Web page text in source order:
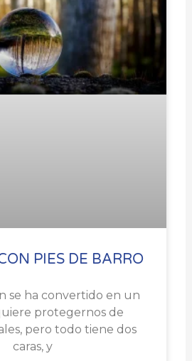
PIES DE BARRO
se ha convertido en un
protegernos de
pero todo tiene dos
caras, y